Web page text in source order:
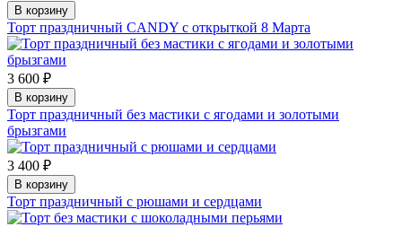
В корзину
Торт праздничный CANDY с открыткой 8 Марта
3 600 ₽
В корзину
Торт праздничный без мастики с ягодами и золотыми
брызгами
3 400 ₽
В корзину
Торт праздничный с рюшами и сердцами